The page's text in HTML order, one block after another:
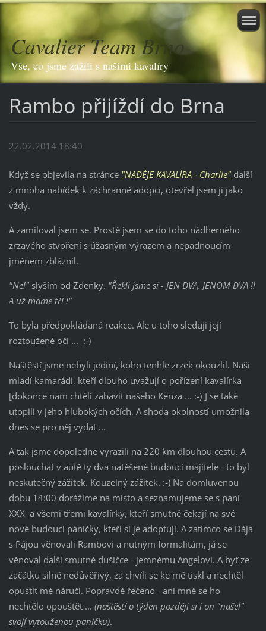
Cavalier Team Brno
Vše, co jsme zažili s našimi kavalíry
Rambo přijíždí do Brna
22.02.2014 18:40
Když se objevila na stránce "NADĚJE KAVALÍRA - Charlie"další
z mnoha nabídek k záchranné adopci, otevřel jsem ji jako
vždy.
A zamiloval jsem se. Prostě jsem se do toho nádherného
zrzavého stvoření s úžasným výrazem a nepadnoucím
jménem zbláznil.
"Ne!"slyším od Zdenky. "Řekli jsme si - JEN DVA, JENOM DVA !!
A už máme tři !"
To byla předpokládaná reakce. Ale u toho sleduji její
roztoužené oči ... :-)
Naštěstí jsme nebyli jediní, koho tenhle zrzek okouzlil. Naši
mladí kamarádi, kteří dlouho uvažují o pořízení kavalírka
[dokonce nam chtěli zabavit našeho Kenza ... :-) ] se také
utopili v jeho hlubokých očích. A shoda okolností umožnila
dnes se pro něj vydat ...
A tak jsme dopoledne vyrazili na 220 km dlouhou cestu. A
poslouchat v autě ty dva natěšené budoucí majitele - to byl
neskutečný zážitek. Kouzelný zážitek. :-) Na domluvenou
dobu 14:00 dorážíme na místo a seznamujeme se s paní
XXX a všemi třemi kavalírky, kteří smutně čekají na své
nové budoucí páničky, kteří si je adoptují. A zatímco se Dája
s Pájou věnovali Rambovi a nutným formalitám, já se
věnoval další smutné dušičce - jemnému Angelovi. A byť ze
začátku silně nedůvěřivý, za chvíli se ke mě tiskl a nechtěl
opustit mé náručí. Popravdě řečeno - ani mně se ho
nechtělo opouštět ... (naštěstí o týden později si i on "našel"
svojí vytouženou paničku).